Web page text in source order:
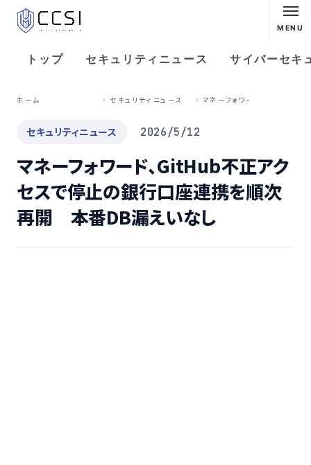
MENU
トップ セキュリティニュース サイバーセキ
ホーム セキュリティニュース
セキュリティニュース 2026/5/12
マネーフォワード、GitHub不正アク
セスで停止の銀行口座連携を順次
再開 本番DB漏えいなし